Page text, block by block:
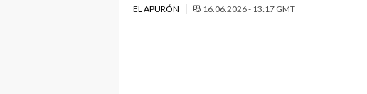
EL APURÓN 16.06.2026 - 13:17 GMT